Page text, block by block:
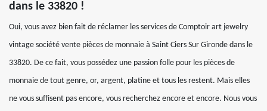
dans le 33820 !
Oui, vous avez bien fait de réclamer les services de Comptoir art jewelry
vintage société vente pièces de monnaie à Saint Ciers Sur Gironde dans le
33820. De ce fait, vous possédez une passion folle pour les pièces de
monnaie de tout genre, or, argent, platine et tous les restent. Mais elles
ne vous suffisent pas encore, vous recherchez encore et encore. Nous vous